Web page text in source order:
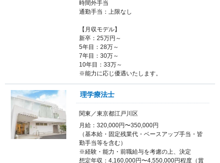
時間外手当
通勤手当：上限なし
【月収モデル】
新卒：25万円～
5年目：28万～
7年目：30万～
10年目：33万～
※能力に応じ優遇いたします。
理学療法士
関東／東京都江戸川区
月給：320,000円〜350,000円
（基本給・固定残業代・ベースアップ手当・皆
勤手当等を含む）
※経験・能力・前職給与を考慮の上、決定
想定年収：4,160,000円〜4,550,000円程度（賞